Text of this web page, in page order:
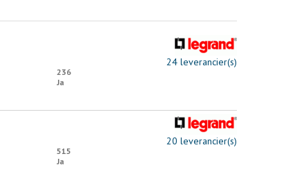
236
Ja
24 leverancier(s)
515
Ja
20 leverancier(s)